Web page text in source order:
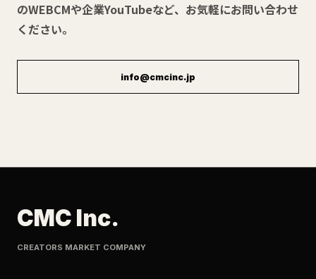
のWEBCMや企業YouTubeなど、お気軽にお問い合わせ
ください。
info@cmcinc.jp
CMC Inc.
CREATORS MARKET COMPANY